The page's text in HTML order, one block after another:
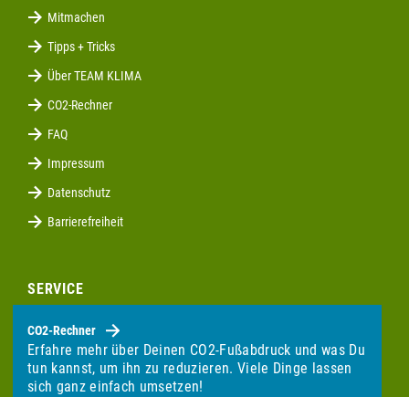
Mitmachen
Tipps + Tricks
Über TEAM KLIMA
CO2-Rechner
FAQ
Impressum
Datenschutz
Barrierefreiheit
SERVICE
CO2-Rechner
Erfahre mehr über Deinen CO2-Fußabdruck und was Du
tun kannst, um ihn zu reduzieren. Viele Dinge lassen
sich ganz einfach umsetzen!